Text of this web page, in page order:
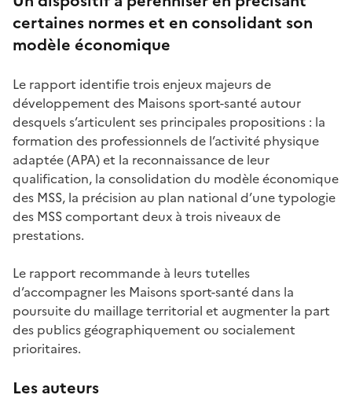
certaines normes et en consolidant son
modèle économique
Le rapport identifie trois enjeux majeurs de
développement des Maisons sport-santé autour
desquels s’articulent ses principales propositions : la
formation des professionnels de l’activité physique
adaptée (APA) et la reconnaissance de leur
qualification, la consolidation du modèle économique
des MSS, la précision au plan national d’une typologie
des MSS comportant deux à trois niveaux de
prestations.
Le rapport recommande à leurs tutelles
d’accompagner les Maisons sport-santé dans la
poursuite du maillage territorial et augmenter la part
des publics géographiquement ou socialement
prioritaires.
Les auteurs